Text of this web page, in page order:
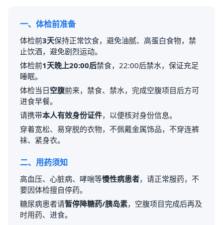
一、体检前准备
体检前3天保持正常饮食，避免油腻、高蛋白食物，禁
止饮酒，避免剧烈运动。
体检前1天晚上20:00后禁食，22:00后禁水，保证充足
睡眠。
体检当日空腹前来，禁食、禁水，完成空腹项目后方可
进食早餐。
请携带本人有效身份证件，以便核对身份信息。
穿着宽松、易穿脱的衣物，不佩戴金属饰品，不穿连裤
袜、紧身衣。
二、用药须知
高血压、心脏病、哮喘等慢性病患者，请正常服药，不
要因体检擅自停药。
糖尿病患者请暂停降糖药/胰岛素，空腹项目完成后再及
时用药、进食。